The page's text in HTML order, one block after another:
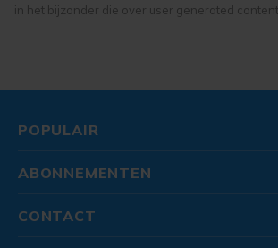
in het bijzonder die over user generated content.
POPULAIR
ABONNEMENTEN
CONTACT